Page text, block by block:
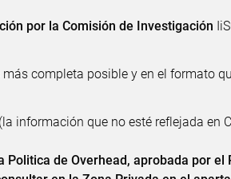
por la Comisión de Investigación
completa posible y en el formato
información que no esté reflejada en
Politica de Overhead, aprobada por